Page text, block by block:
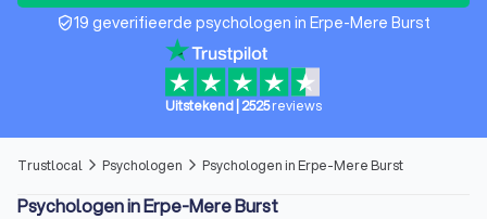
verified_user19 geverifieerde psychologen in Erpe-Mere Burst
Uitstekend 2525reviews
Trustlocal arrow_forward_ios Psychologen arrow_forward_ios Psychologen in Erpe-Mere Burst
Psychologen in Erpe-Mere Burst